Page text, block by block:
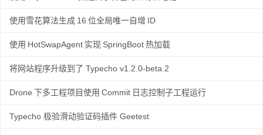
使用雪花算法生成 16 位全局唯一自增 ID
使用 HotSwapAgent 实现 SpringBoot热加载
将网站程序升级到了 Typecho v1.2.0-beta.2
Drone 下多工程项目使用 Commit 日志控制子工程运行
Typecho 极验滑动验证码插件 Geetest